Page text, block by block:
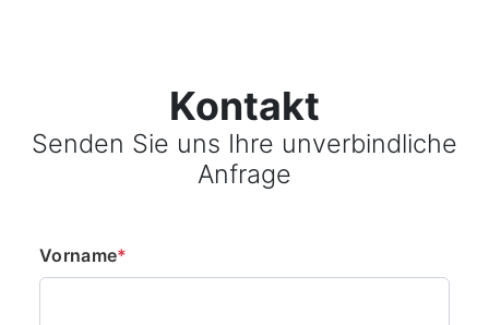
Kontakt
Senden Sie uns Ihre unverbindliche
Anfrage
Vorname*